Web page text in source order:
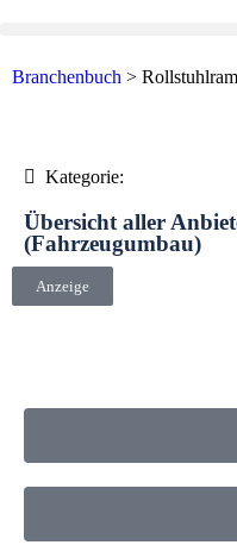
Branchenbuch >
Kategorie:
Übersicht aller
(Fahrzeugumbau)
Anzeige